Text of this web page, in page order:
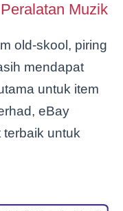
Muzik
old-skool, piring
mendapat
untuk item
eBay
untuk